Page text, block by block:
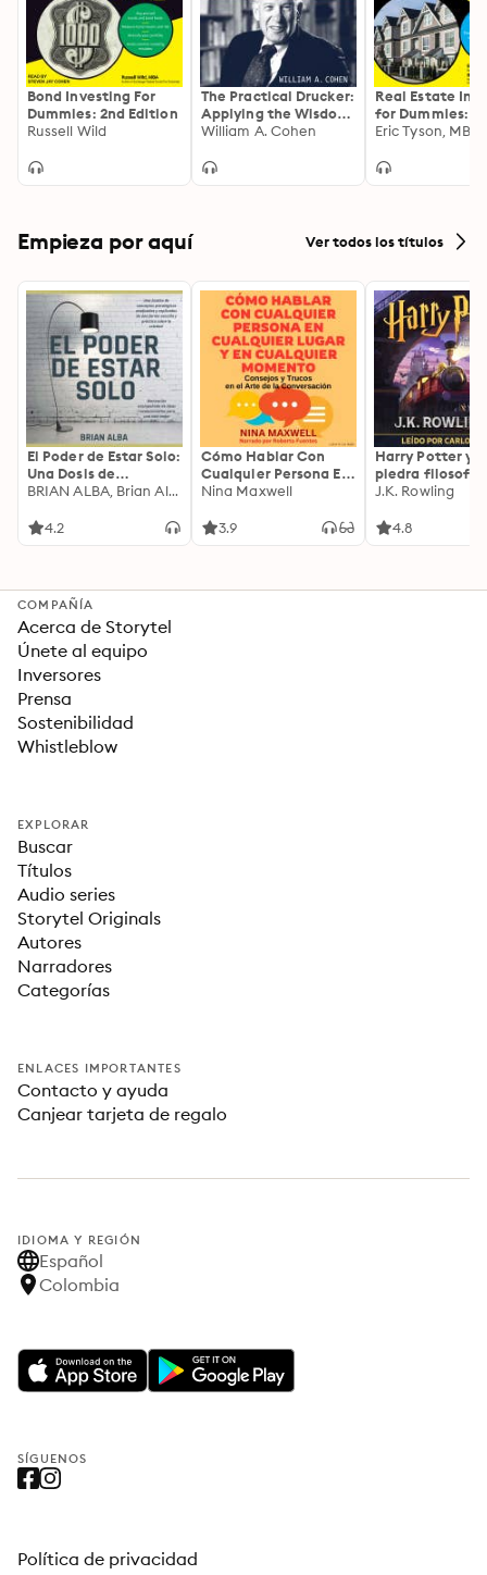
Bond Investing For
Dummies: 2nd Edition
Russell Wild
The Practical Drucker:
Applying the Wisdom
of the World's
Management Thinker
William A. Cohen
Real Estate
for Dummies:
Edition
Empieza por aquí Ver todos los títulos
El Poder de Estar Solo:
Una Dosis de
Motivación
Ideas Revolucionarias
BRIAN ALBA, Brian Alba
4.2
Cómo Hablar Con
Cualquier Persona En
Cualquier Lugar Y En
Nina Maxwell
3.9
Harry Potter y
piedra filosofal
J.K. Rowling
4.8
COMPAÑÍA
Acerca de Storytel
Únete al equipo
Inversores
Prensa
Sostenibilidad
Whistleblow
EXPLORAR
Buscar
Títulos
Audio series
Storytel Originals
Autores
Narradores
Categorías
ENLACES IMPORTANTES
Contacto y ayuda
Canjear tarjeta de regalo
IDIOMA Y REGIÓN
Español
Colombia
SÍGUENOS
Política de privacidad